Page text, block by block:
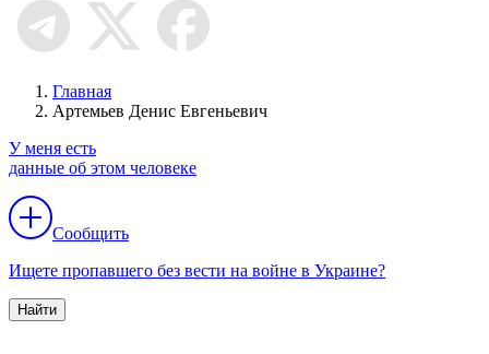
Главная
Артемьев Денис Евгеньевич
У меня есть
данные об этом человеке
Сообщить
Ищете пропавшего без вести на войне в Украине?
Найти